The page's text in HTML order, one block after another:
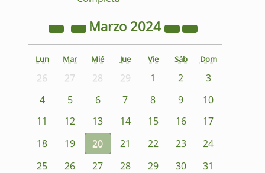
Marzo 2024
Lun Mar Mié Jue Vie Sáb Dom
26 27 28 29 1 2
3
4
5 6 7 8 9
10
11
12 13 14 15 16
17
18
19 20 21 22 23
24
25
26 27 28 29 30
31